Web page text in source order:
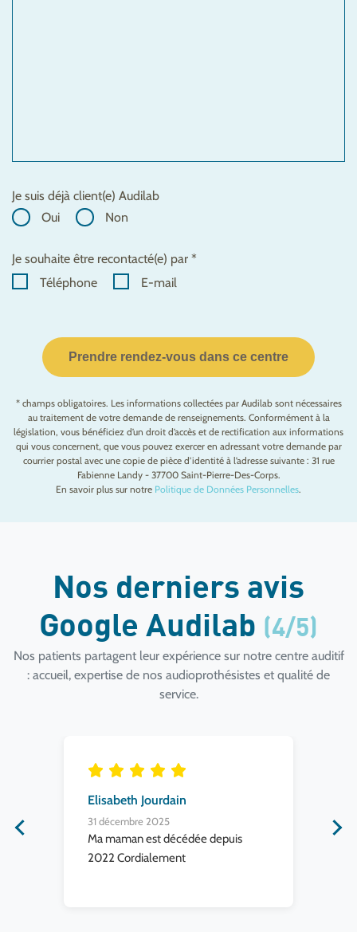
Je suis déjà client(e) Audilab
Oui
Non
Je souhaite être recontacté(e) par *
Téléphone
E-mail
Prendre rendez-vous dans ce centre
* champs obligatoires. Les informations collectées par Audilab sont nécessaires
au traitement de votre demande de renseignements. Conformément à la
législation, vous bénéficiez d’un droit d’accès et de rectification aux informations
qui vous concernent, que vous pouvez exercer en adressant votre demande par
courrier postal avec une copie de pièce d’identité à l’adresse suivante : 31 rue
Fabienne Landy - 37700 Saint-Pierre-Des-Corps.
En savoir plus sur notre Politique de Données Personnelles.
Nos derniers avis
Google Audilab (4/5)
Nos patients partagent leur expérience sur notre centre auditif
: accueil, expertise de nos audioprothésistes et qualité de
service.
Elisabeth Jourdain
31 décembre 2025
Ma maman est décédée depuis
2022 Cordialement